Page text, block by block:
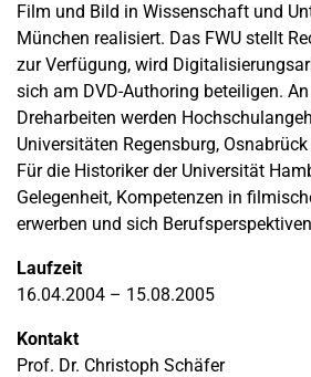
Film und Bild in Wissenschaft und
München realisiert. Das FWU stellt
zur Verfügung, wird
sich am DVD-Authoring beteiligen.
Dreharbeiten werden
Universitäten Regensburg,
Für die Historiker der Universität
Gelegenheit, Kompetenzen in
erwerben und sich
Laufzeit
16.04.2004 – 15.08.2005
Kontakt
Prof. Dr. Christoph Schäfer